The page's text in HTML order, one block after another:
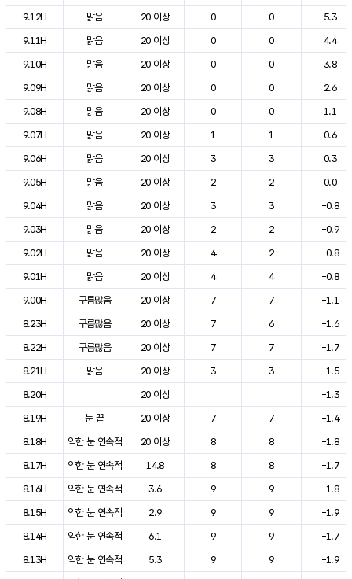
9.12H
맑음 20 이상 0 0
5.3
9.11H
맑음 20 이상 0 0
4.4
9.10H
맑음 20 이상 0 0
3.8
9.09H
맑음 20 이상 0 0
2.6
9.08H
맑음 20 이상 0 0
1.1
9.07H
맑음 20 이상 1 1
0.6
9.06H
맑음 20 이상 3 3
0.3
9.05H
맑음 20 이상 2 2
0.0
9.04H
맑음 20 이상 3 3
-0.8
9.03H
맑음 20 이상 2 2
-0.9
9.02H
맑음 20 이상 4 2
-0.8
9.01H
맑음 20 이상 4 4
-0.8
9.00H
구름많음 20 이상 7 7
-1.1
8.23H
구름많음 20 이상 7 6
-1.6
8.22H
구름많음 20 이상 7 7
-1.7
8.21H
맑음 20 이상 3 3
-1.5
8.20H
20 이상
-1.3
8.19H
눈 끝 20 이상 7 7
-1.4
8.18H
약한 눈 연속적 20 이상 8 8
-1.8
8.17H
약한 눈 연속적 14.8 8 8
-1.7
8.16H
약한 눈 연속적 3.6 9 9
-1.8
8.15H
약한 눈 연속적 2.9 9 9
-1.9
8.14H
약한 눈 연속적 6.1 9 9
-1.7
8.13H
약한 눈 연속적 5.3 9 9
-1.9